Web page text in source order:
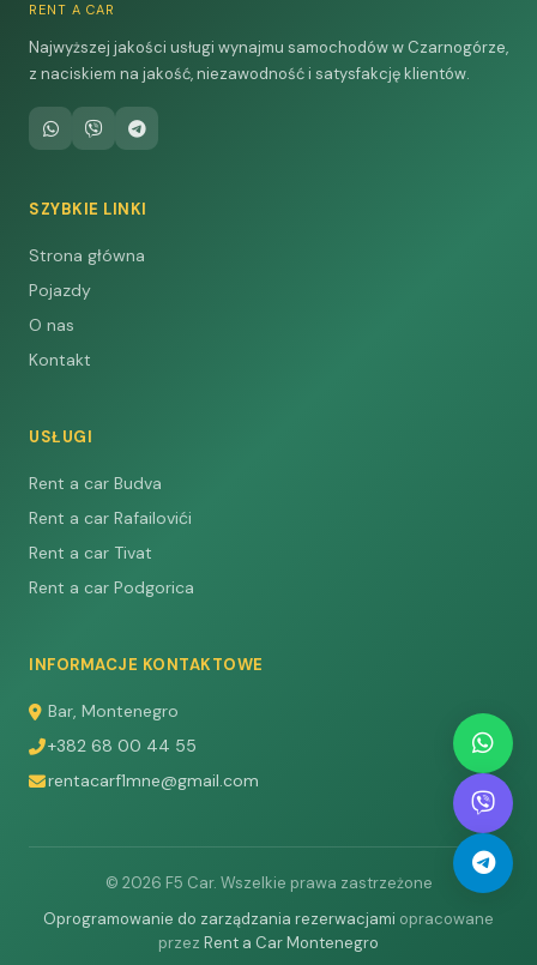
RENT A CAR
Najwyższej jakości usługi wynajmu samochodów w Czarnogórze,
z naciskiem na jakość, niezawodność i satysfakcję klientów.
SZYBKIE LINKI
Strona główna
Pojazdy
O nas
Kontakt
USŁUGI
Rent a car Budva
Rent a car Rafailovići
Rent a car Tivat
Rent a car Podgorica
INFORMACJE KONTAKTOWE
Bar, Montenegro
+382 68 00 44 55
rentacarf1mne@gmail.com
© 2026 F5 Car. Wszelkie prawa zastrzeżone
Oprogramowanie do zarządzania rezerwacjami opracowane
przez Rent a Car Montenegro